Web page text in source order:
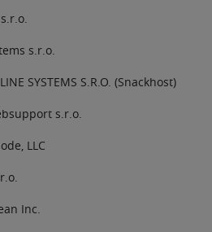
s.r.o.
SYSTEMS S.R.O. (Snackhost)
s.r.o.
LLC
Inc.